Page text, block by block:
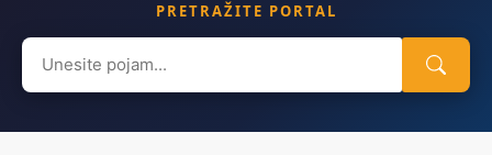
PRETRAŽITE PORTAL
Search
for: